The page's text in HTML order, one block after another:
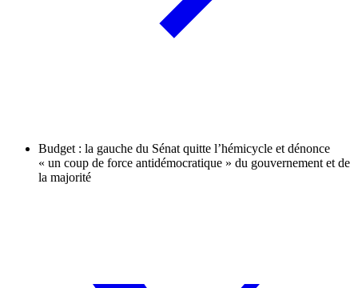
Budget : la gauche du Sénat quitte l’hémicycle et dénonce
« un coup de force antidémocratique » du gouvernement et de
la majorité